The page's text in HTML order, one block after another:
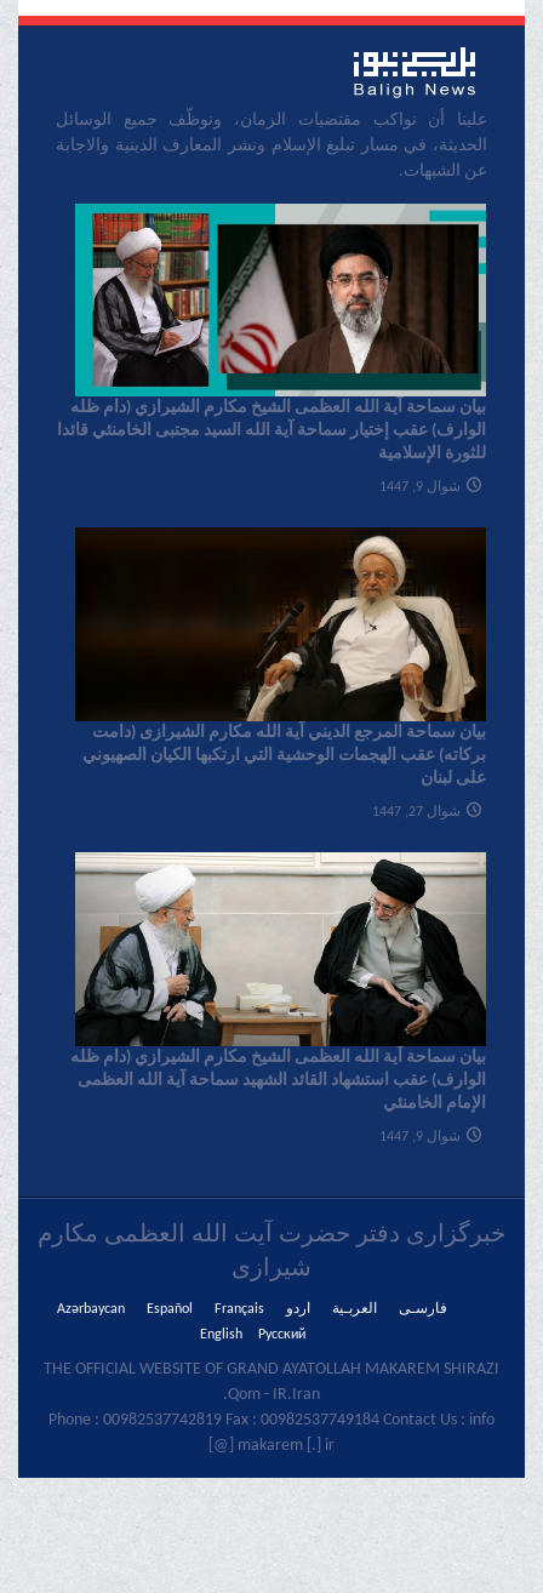
علينا أن نواكب مقتضيات الزمان، ونوظّف جميع الوسائل
الحديثة، في مسار تبليغ الإسلام ونشر المعارف الدينية والاجابة
عن الشبهات.
بیان سماحة آیة الله العظمی الشیخ مکارم الشیرازي (دام ظله
الوارف) عقب إختیار سماحة آیة الله السید مجتبی الخامنئي قائدا
للثورة الإسلامیة
شوال 9, 1447
بیان سماحة المرجع الدیني آية الله مکارم الشیرازی (دامت
برکاته) عقب الهجمات الوحشية التي ارتکبها الکيان الصهیوني
علی لبنان
شوال 27, 1447
بیان سماحة آیة الله العظمی الشیخ مکارم الشیرازي (دام ظله
الوارف) عقب استشهاد القائد الشهید سماحة آیة الله العظمی
الإمام الخامنئي
شوال 9, 1447
خبرگزاری دفتر حضرت آیت الله العظمی مکارم
شیرازی
فارسـی العربـیة اردو Français
Español
Azərbaycan
Русский
English
THE OFFICIAL WEBSITE OF GRAND AYATOLLAH MAKAREM SHIRAZI
Qom - IR.Iran.
Phone : 00982537742819 Fax : 00982537749184 Contact Us : info
[@] makarem [.] ir